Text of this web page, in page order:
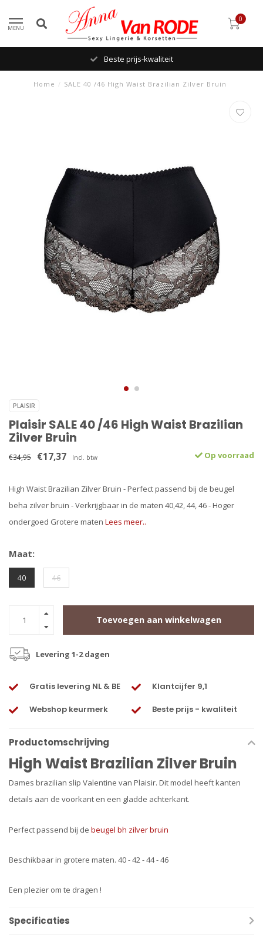
MENU
0
Beste prijs-kwaliteit
Home / SALE 40 /46 High Waist Brazilian Zilver Bruin
PLAISIR
Plaisir SALE 40 /46 High Waist Brazilian
Zilver Bruin
€34,95 €17,37 Incl. btw Op voorraad
High Waist Brazilian Zilver Bruin - Perfect passend bij de beugel
beha zilver bruin - Verkrijgbaar in de maten 40,42, 44, 46 - Hoger
ondergoed Grotere maten Lees meer..
Maat:
40 46
Toevoegen aan winkelwagen
Levering 1-2 dagen
Gratis levering NL & BE Klantcijfer 9,1
Webshop keurmerk Beste prijs - kwaliteit
Productomschrijving
High Waist Brazilian Zilver Bruin
Dames brazilian slip Valentine van Plaisir. Dit model heeft kanten
details aan de voorkant en een gladde achterkant.
Perfect passend bij de beugel bh zilver bruin
Beschikbaar in grotere maten. 40 - 42 - 44 - 46
Een plezier om te dragen !
Specificaties